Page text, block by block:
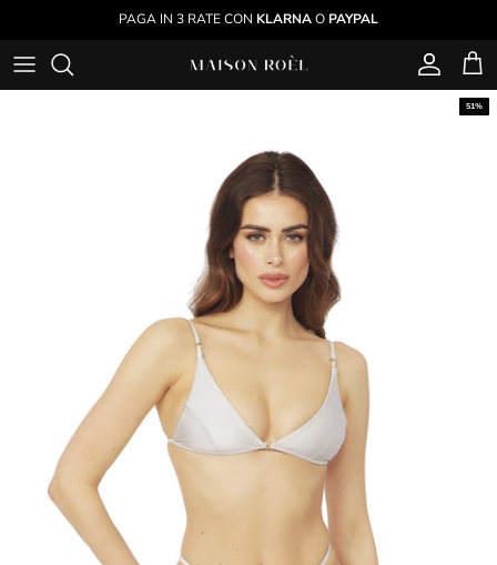
Passa ai contenutiPAGA IN 3 RATE CON KLARNAO PAYPAL
Account